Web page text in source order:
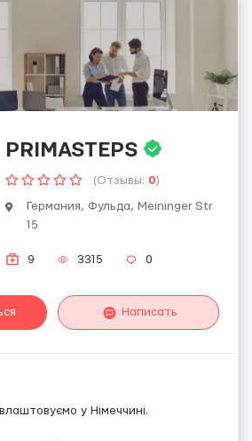
PRIMASTEPS
(Отзывы: 0)
Германия, Фульда, Meininger Str
15
9 3315 0
Написать
у Німеччині.